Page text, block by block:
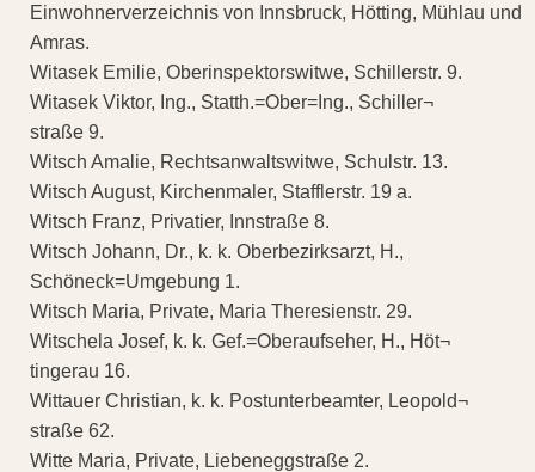
Einwohnerverzeichnis von Innsbruck, Hötting, Mühlau und
Amras.
Witasek Emilie, Oberinspektorswitwe, Schillerstr. 9.
Witasek Viktor, Ing., Statth.=Ober=Ing., Schiller¬
straße 9.
Witsch Amalie, Rechtsanwaltswitwe, Schulstr. 13.
Witsch August, Kirchenmaler, Stafflerstr. 19 a.
Witsch Franz, Privatier, Innstraße 8.
Witsch Johann, Dr., k. k. Oberbezirksarzt, H.,
Schöneck=Umgebung 1.
Witsch Maria, Private, Maria Theresienstr. 29.
Witschela Josef, k. k. Gef.=Oberaufseher, H., Höt¬
tingerau 16.
Wittauer Christian, k. k. Postunterbeamter, Leopold¬
straße 62.
Witte Maria, Private, Liebeneggstraße 2.